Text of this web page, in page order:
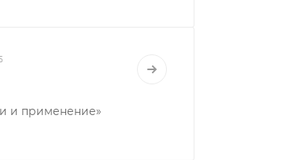
и применение»